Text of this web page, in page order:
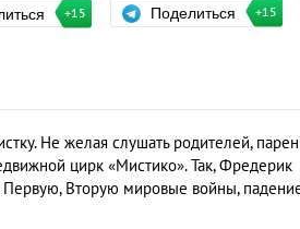
+15 Поделиться +15
Не желая слушать родителей,
цирк «Мистико». Так, Фредерик
Первую, Вторую мировые войны,